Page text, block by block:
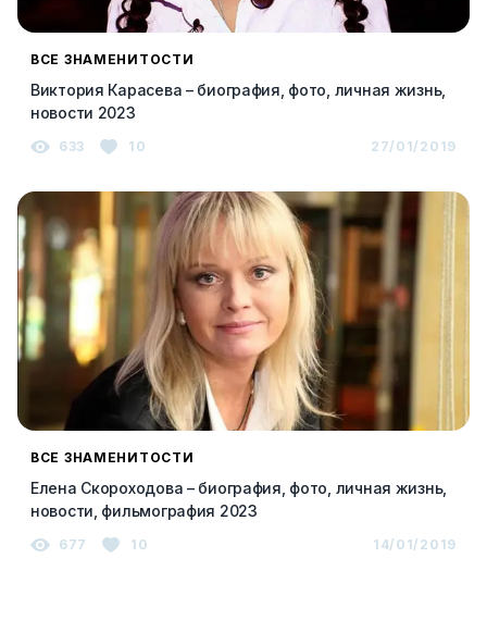
ВСЕ ЗНАМЕНИТОСТИ
Виктория Карасева – биография, фото, личная жизнь,
новости 2023
633 10 27/01/2019
ВСЕ ЗНАМЕНИТОСТИ
Елена Скороходова – биография, фото, личная жизнь,
новости, фильмография 2023
677 10 14/01/2019